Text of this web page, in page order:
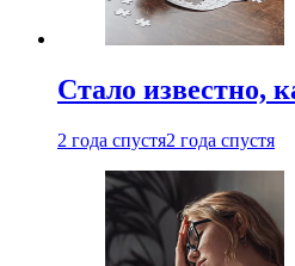
Стало известно,
2 года спустя2 года спустя